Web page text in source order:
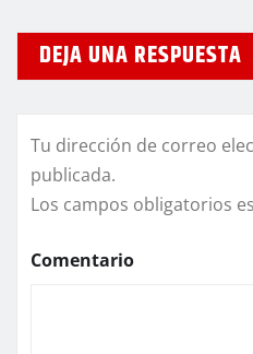
DEJA UNA RESPUESTA
Tu dirección de correo
publicada.
Los campos obligatorios
Comentario